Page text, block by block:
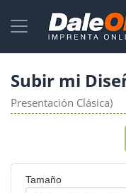
Subir mi
Presentación Clásica)
Tamaño